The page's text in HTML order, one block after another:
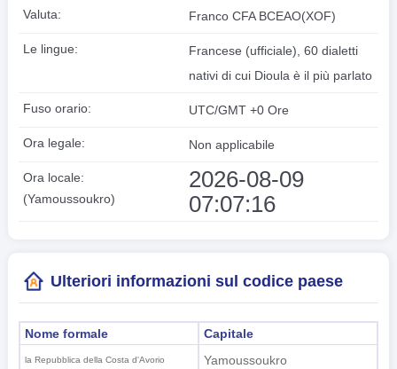
Valuta: Franco CFA BCEAO(XOF)
Le lingue:
Francese (ufficiale), 60 dialetti
nativi di cui Dioula è il più parlato
Fuso orario: UTC/GMT +0 Ore
Ora legale: Non applicabile
Ora locale:
(Yamoussoukro)
2026-08-09
07:07:17
Ulteriori informazioni sul codice paese
Nome formale
la Repubblica della Costa d'Avorio
Capitale
Yamoussoukro